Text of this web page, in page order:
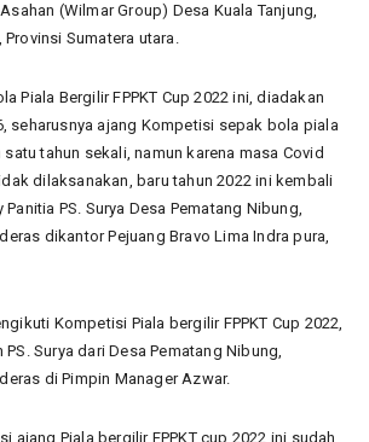
(Wilmar Group) Desa Kuala Tanjung,
Provinsi Sumatera utara.
Piala Bergilir FPPKT Cup 2022 ini, diadakan
seharusnya ajang Kompetisi sepak bola piala
tahun sekali, namun karena masa Covid
dilaksanakan, baru tahun 2022 ini kembali
PS. Surya Desa Pematang Nibung,
dikantor Pejuang Bravo Lima Indra pura,
Kompetisi Piala bergilir FPPKT Cup 2022,
Surya dari Desa Pematang Nibung,
di Pimpin Manager Azwar.
ajang Piala bergilir FPPKT cup 2022 ini sudah